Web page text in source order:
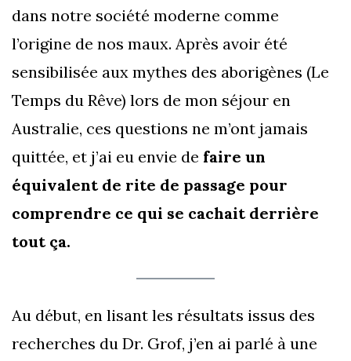
dans notre société moderne comme
l’origine de nos maux. Après avoir été
sensibilisée aux mythes des aborigènes (Le
Temps du Rêve) lors de mon séjour en
Australie, ces questions ne m’ont jamais
quittée, et j’ai eu envie de faire un
équivalent de rite de passage pour
comprendre ce qui se cachait derrière
tout ça.
Au début, en lisant les résultats issus des
recherches du Dr. Grof, j’en ai parlé à une